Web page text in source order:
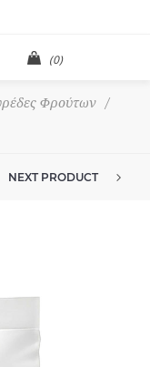
(0)
Φρούτων
/
NEXT PRODUCT